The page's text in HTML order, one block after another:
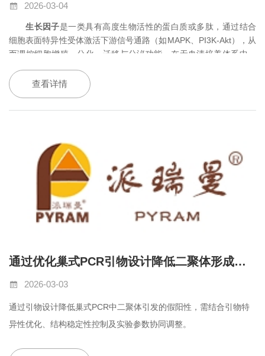
2026-03-04
生长因子是一类具有高度生物活性的蛋白质或多肽，通过结合
细胞表面特异性受体激活下游信号通路（如MAPK、 PI3K-Akt），从
而调控细胞增殖、分化、迁移与分泌功能。在无血清培养体系中，
充外源性生长因子以维持细胞活力与表型稳定性。例如，成纤维细
胞完全培养基
即通过集成重组生长因子与专利贴壁因子，实现无
需额外血清即可支持连续传代与胶原合成。
查看详情
通过优化巢式PCR引物设计降低二聚体形成及假阳性的实施策略
2026-03-03
通过引物设计降低巢式PCR中二聚体引发的假阳性，需结合引物特
异性优化、结构稳定性控制及实验参数协同调整。